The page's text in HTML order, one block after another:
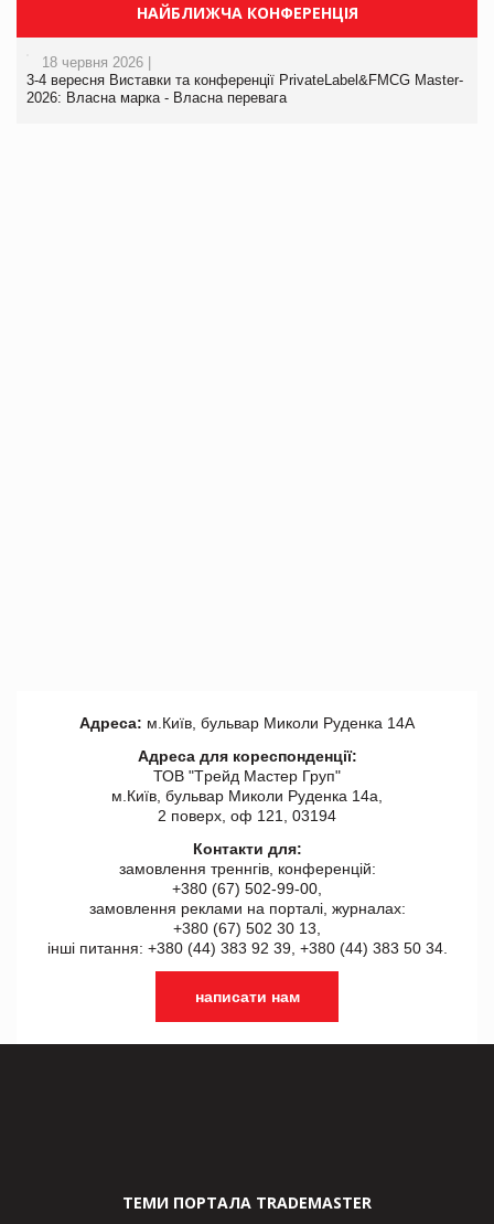
НАЙБЛИЖЧА КОНФЕРЕНЦІЯ
18 червня 2026 |
3-4 вересня Виставки та конференції PrivateLabel&FMCG Master-
2026: Власна марка - Власна перевага
Адреса: м.Київ, бульвар Миколи Руденка 14А
Адреса для кореспонденції:
ТОВ "Tрейд Мастер Груп"
м.Київ, бульвар Миколи Руденка 14а,
2 поверх, оф 121, 03194
Контакти для:
замовлення треннгів, конференцій:
+380 (67) 502-99-00,
замовлення реклами на порталі, журналах:
+380 (67) 502 30 13,
інші питання: +380 (44) 383 92 39, +380 (44) 383 50 34.
написати нам
ТЕМИ ПОРТАЛА TRADEMASTER